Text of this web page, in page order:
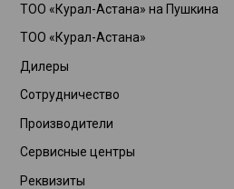
ТОО «Курал-Астана» на Пушкина
ТОО «Курал-Астана»
Дилеры
Сотрудничество
Производители
Сервисные центры
Реквизиты